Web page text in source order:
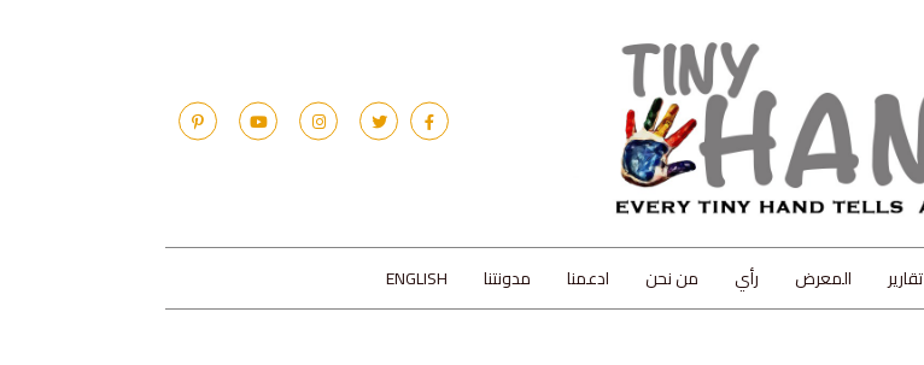
تقارير المعرض رأي من نحن ادعمنا مدونتنا ENGLISH